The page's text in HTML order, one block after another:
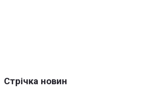
Стрічка новин